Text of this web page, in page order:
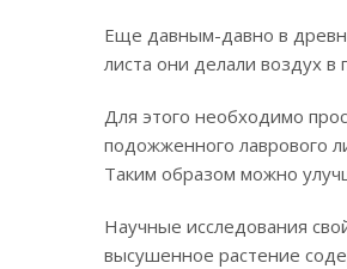
Еще давным-давно в
листа они делали воздух
Для этого необходимо
подожженного лаврового
Таким образом можно
Научные исследования
высушенное растение